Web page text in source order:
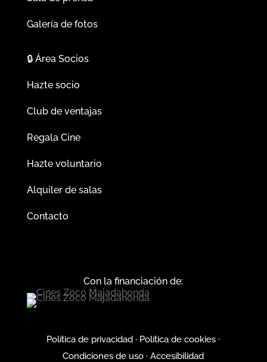
Galería de fotos
🔒Área Socios
Hazte socio
Club de ventajas
Regala Cine
Hazte voluntario
Alquiler de salas
Contacto
Con la financiación de:
Política de privacidad · Política de cookies ·
Condiciones de uso ·Accesibilidad